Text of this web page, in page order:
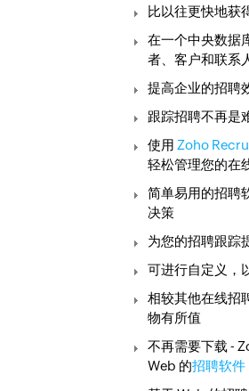
比以往更快地获
在一个中央数据
者、客户和联系
提高企业的招聘
跟踪招聘不再是
使用 Zoho
轻松管理您的在
简单易用的招聘
决策
为您的招聘跟踪
可进行自定义，
相较其他在线招
物有所值
不再需要下载 -
Web 的招聘软件